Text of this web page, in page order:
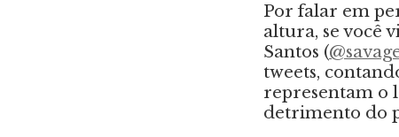
Por falar em
altura, se você
Santos (
tweets,
representam o
detrimento do